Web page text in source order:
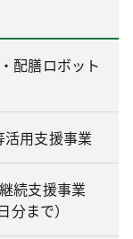
配膳ロボット
用支援事業
続支援事業
分まで）